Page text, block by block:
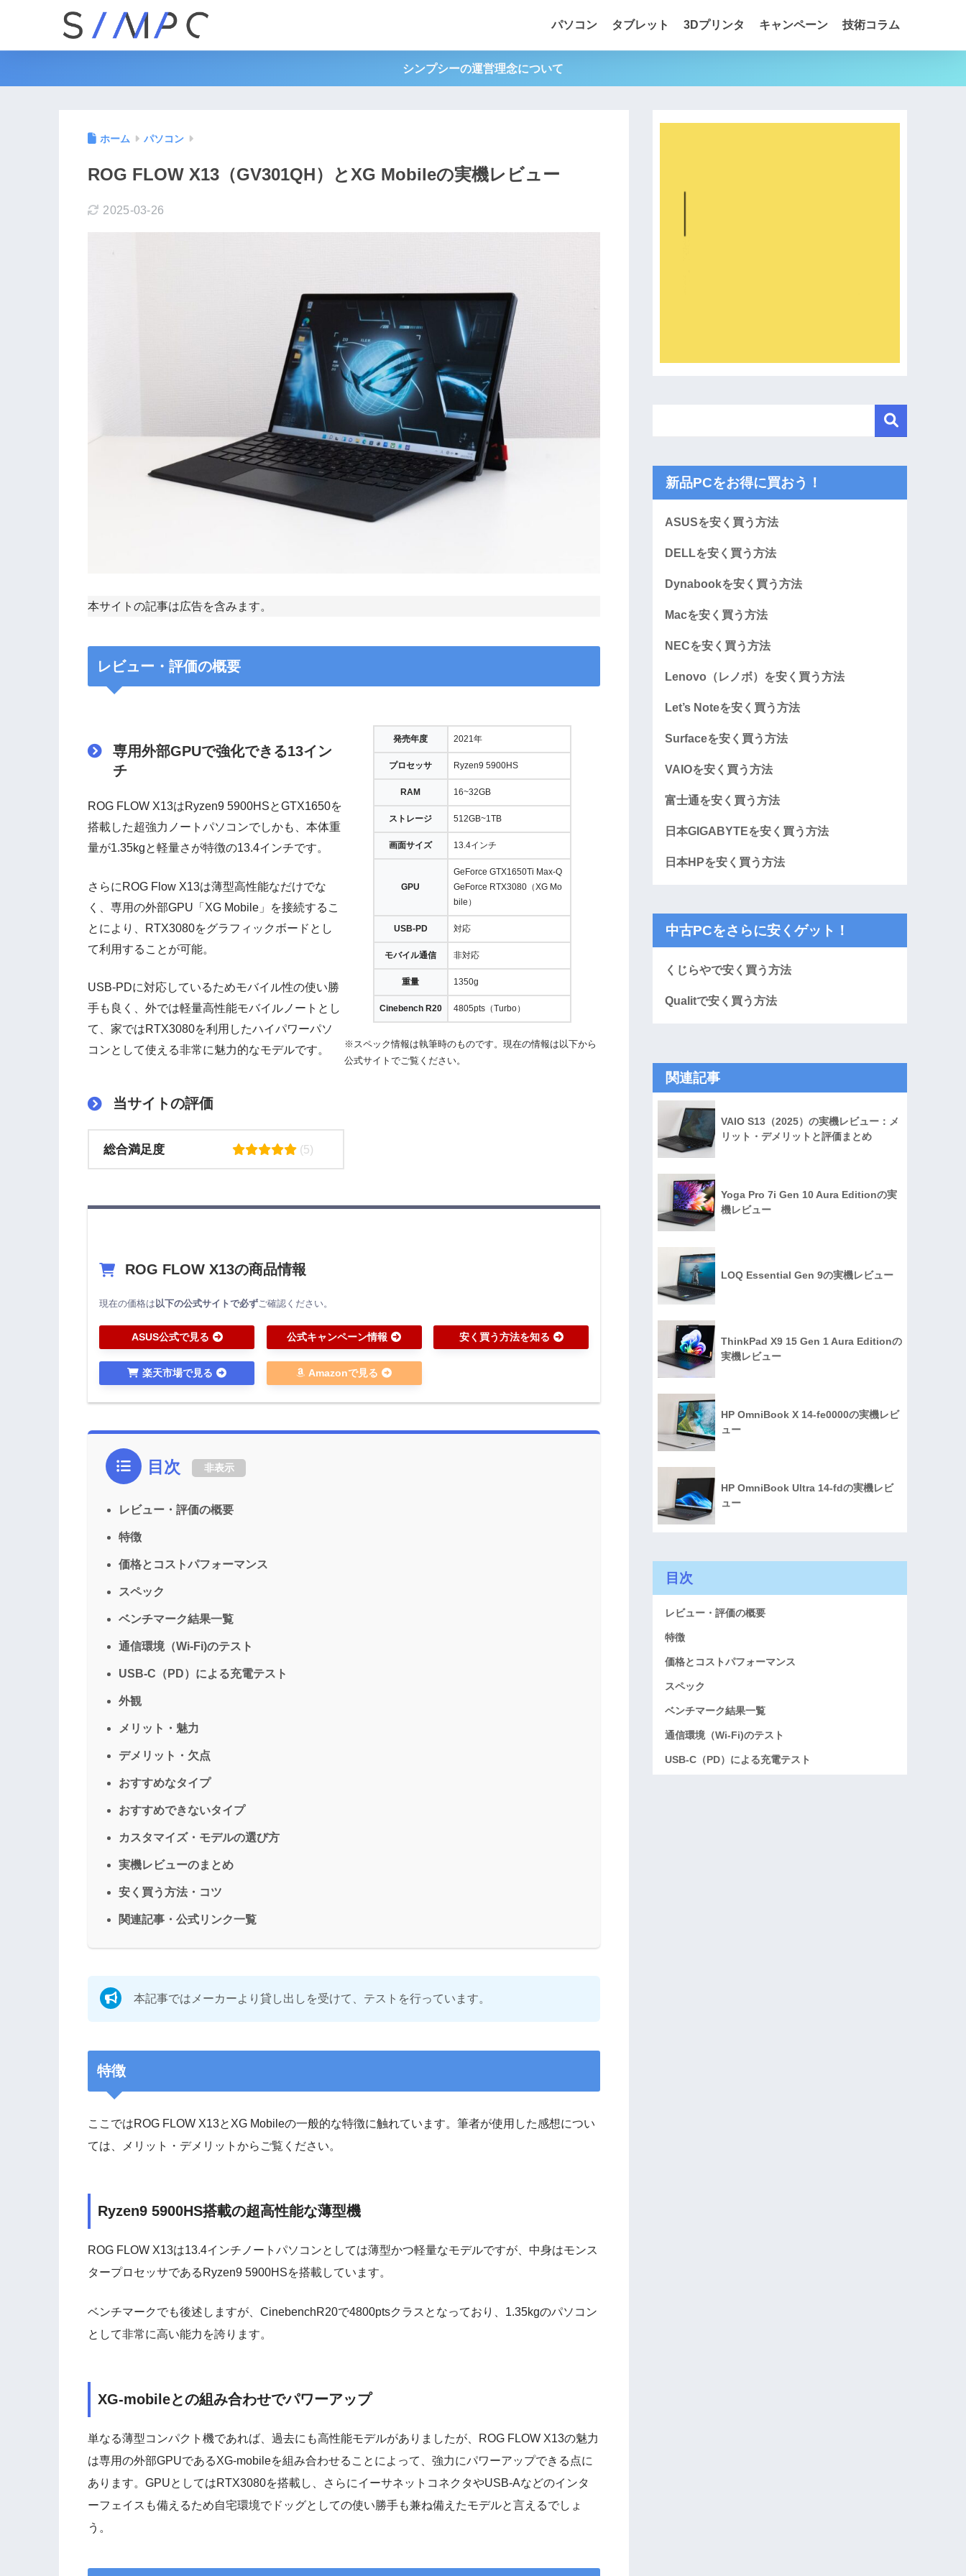
パソコン タブレット 3Dプリンタ キャンペーン 技術コラム
シンプシーの運営理念について
ホーム パソコン
ROG FLOW X13（GV301QH）とXG Mobileの実機レビュー
2025-03-26
本サイトの記事は広告を含みます。
レビュー・評価の概要
専用外部GPUで強化できる13イン
チ
ROG FLOW X13はRyzen9 5900HSとGTX1650を
搭載した超強力ノートパソコンでしかも、本体重
量が1.35kgと軽量さが特徴の13.4インチです。
さらにROG Flow X13は薄型高性能なだけでな
く、専用の外部GPU「XG Mobile」を接続するこ
とにより、RTX3080をグラフィックボードとし
て利用することが可能。
USB-PDに対応しているためモバイル性の使い勝
手も良く、外では軽量高性能モバイルノートとし
て、家ではRTX3080を利用したハイパワーパソ
コンとして使える非常に魅力的なモデルです。
当サイトの評価
総合満足度 (5)
発売年度 2021年
プロセッサ Ryzen9 5900HS
RAM 16~32GB
ストレージ 512GB~1TB
画面サイズ 13.4インチ
GPU
GeForce GTX1650Ti Max-Q
GeForce RTX3080（XG Mo
bile）
USB-PD 対応
モバイル通信 非対応
重量 1350g
Cinebench R20 4805pts（Turbo）
※スペック情報は執筆時のものです。現在の情報は以下から
公式サイトでご覧ください。
ROG FLOW X13の商品情報
現在の価格は 以下の公式サイトで必ず ご確認ください。
ASUS公式で見る 公式キャンペーン情報 安く買う方法を知る
楽天市場で見る Amazonで見る
目次 非表示
レビュー・評価の概要
特徴
価格とコストパフォーマンス
スペック
ベンチマーク結果一覧
通信環境（Wi-Fi)のテスト
USB-C（PD）による充電テスト
外観
メリット・魅力
デメリット・欠点
おすすめなタイプ
おすすめできないタイプ
カスタマイズ・モデルの選び方
実機レビューのまとめ
安く買う方法・コツ
関連記事・公式リンク一覧
本記事ではメーカーより貸し出しを受けて、テストを行っています。
特徴
ここではROG FLOW X13とXG Mobileの一般的な特徴に触れています。筆者が使用した感想につい
ては、メリット・デメリットからご覧ください。
Ryzen9 5900HS搭載の超高性能な薄型機
ROG FLOW X13は13.4インチノートパソコンとしては薄型かつ軽量なモデルですが、中身はモンス
タープロセッサであるRyzen9 5900HSを搭載しています。
ベンチマークでも後述しますが、CinebenchR20で4800ptsクラスとなっており、1.35kgのパソコン
として非常に高い能力を誇ります。
XG-mobileとの組み合わせでパワーアップ
単なる薄型コンパクト機であれば、過去にも高性能モデルがありましたが、ROG FLOW X13の魅力
は専用の外部GPUであるXG-mobileを組み合わせることによって、強力にパワーアップできる点に
あります。GPUとしてはRTX3080を搭載し、さらにイーサネットコネクタやUSB-Aなどのインタ
ーフェイスも備えるため自宅環境でドッグとしての使い勝手も兼ね備えたモデルと言えるでしょ
う。
新品PCをお得に買おう！
ASUSを安く買う方法
DELLを安く買う方法
Dynabookを安く買う方法
Macを安く買う方法
NECを安く買う方法
Lenovo（レノボ）を安く買う方法
Let’s Noteを安く買う方法
Surfaceを安く買う方法
VAIOを安く買う方法
富士通を安く買う方法
日本GIGABYTEを安く買う方法
日本HPを安く買う方法
中古PCをさらに安くゲット！
くじらやで安く買う方法
Qualitで安く買う方法
関連記事
VAIO S13（2025）の実機レビュー：メ
リット・デメリットと評価まとめ
Yoga Pro 7i Gen 10 Aura Editionの実
機レビュー
LOQ Essential Gen 9の実機レビュー
ThinkPad X9 15 Gen 1 Aura Editionの
実機レビュー
HP OmniBook X 14-fe0000の実機レビ
ュー
HP OmniBook Ultra 14-fdの実機レビ
ュー
目次
レビュー・評価の概要
特徴
価格とコストパフォーマンス
スペック
ベンチマーク結果一覧
通信環境（Wi-Fi)のテスト
USB-C（PD）による充電テスト